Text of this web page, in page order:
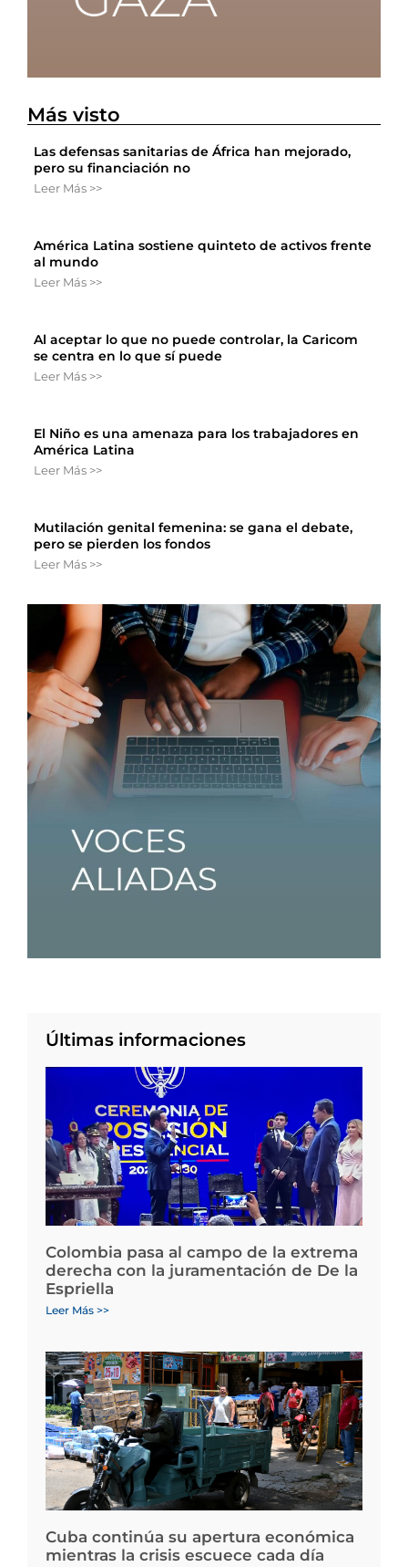
Más visto
Las defensas sanitarias de África han mejorado,
pero su financiación no
Leer Más >>
América Latina sostiene quinteto de activos frente
al mundo
Leer Más >>
Al aceptar lo que no puede controlar, la Caricom
se centra en lo que sí puede
Leer Más >>
El Niño es una amenaza para los trabajadores en
América Latina
Leer Más >>
Mutilación genital femenina: se gana el debate,
pero se pierden los fondos
Leer Más >>
Últimas informaciones
Colombia pasa al campo de la extrema
derecha con la juramentación de De la
Espriella
Leer Más >>
Cuba continúa su apertura económica
mientras la crisis escuece cada día